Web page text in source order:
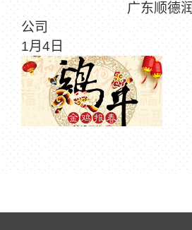
广东顺德
公司
1月4日